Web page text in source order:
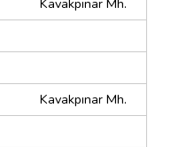
Kavakpınar Mh.
Kavakpınar Mh.